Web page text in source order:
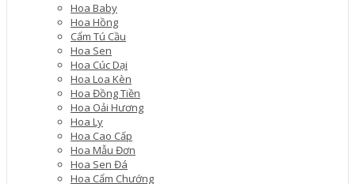
Hoa Baby
Hoa Hồng
Cẩm Tú Cầu
Hoa Sen
Hoa Cúc Dại
Hoa Loa Kèn
Hoa Đồng Tiền
Hoa Oải Hương
Hoa Ly
Hoa Cao Cấp
Hoa Mẫu Đơn
Hoa Sen Đá
Hoa Cẩm Chướng